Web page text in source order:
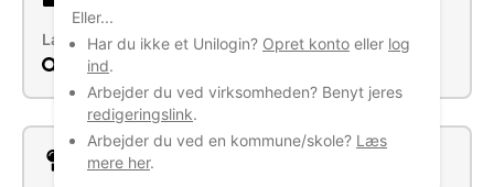
Eller...
Har du ikke et Unilogin? Opret konto eller log
ind.
Arbejder du ved virksomheden? Benyt jeres
redigeringslink.
Arbejder du ved en kommune/skole? Læs
mere her.
Læs mere
Søg
Lokation